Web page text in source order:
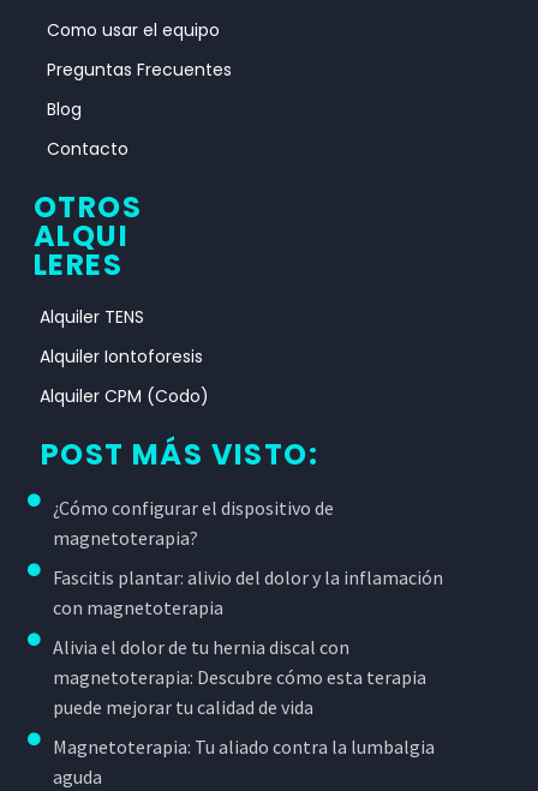
Como usar el equipo
Preguntas Frecuentes
Blog
Contacto
OTROS
ALQUI
LERES
Alquiler TENS
Alquiler Iontoforesis
Alquiler CPM (Codo)
POST MÁS VISTO:
¿Cómo configurar el dispositivo de
magnetoterapia?
Fascitis plantar: alivio del dolor y la inflamación
con magnetoterapia
Alivia el dolor de tu hernia discal con
magnetoterapia: Descubre cómo esta terapia
puede mejorar tu calidad de vida
Magnetoterapia: Tu aliado contra la lumbalgia
aguda